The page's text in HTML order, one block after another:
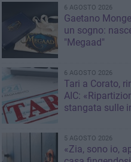
6 AGOSTO 2026
Gaetano
un sogno:
"Megaad"
6 AGOSTO 2026
Tari a Corato,
AIC:
stangata sulle
5 AGOSTO 2026
«Zia, sono io,